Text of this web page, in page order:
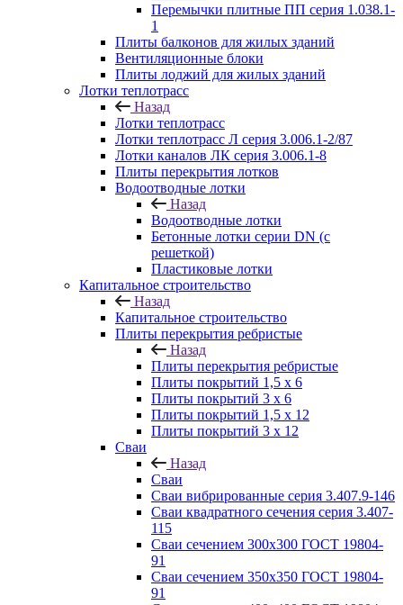
Перемычки плитные ПП серия 1.038.1-
1
Плиты балконов для жилых зданий
Вентиляционные блоки
Плиты лоджий для жилых зданий
Лотки теплотрасс
Назад
Лотки теплотрасс
Лотки теплотрасс Л серия 3.006.1-2/87
Лотки каналов ЛК серия 3.006.1-8
Плиты перекрытия лотков
Водоотводные лотки
Назад
Водоотводные лотки
Бетонные лотки серии DN (с
решеткой)
Пластиковые лотки
Капитальное строительство
Назад
Капитальное строительство
Плиты перекрытия ребристые
Назад
Плиты перекрытия ребристые
Плиты покрытий 1,5 x 6
Плиты покрытий 3 x 6
Плиты покрытий 1,5 x 12
Плиты покрытий 3 x 12
Сваи
Назад
Сваи
Сваи вибрированные серия 3.407.9-146
Сваи квадратного сечения серия 3.407-
115
Сваи сечением 300х300 ГОСТ 19804-
91
Сваи сечением 350х350 ГОСТ 19804-
91